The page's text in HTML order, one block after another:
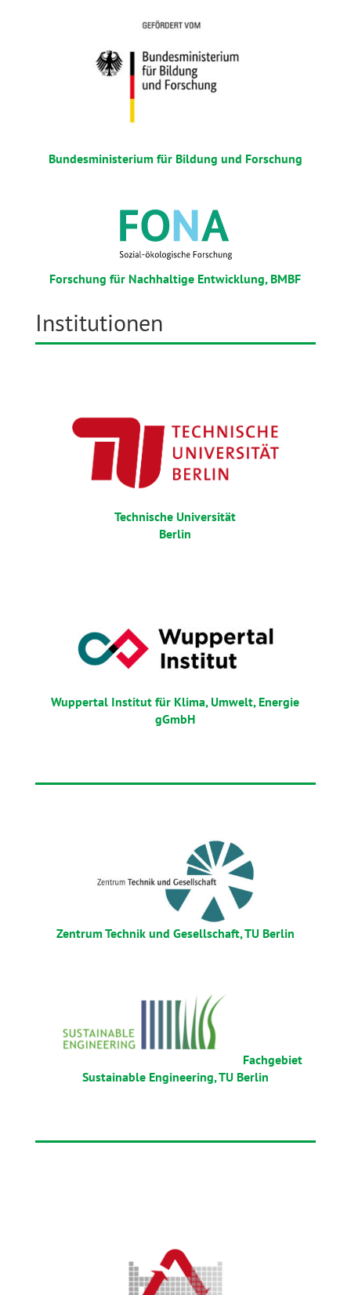
Bundesministerium für Bildung und Forschung
Forschung für Nachhaltige Entwicklung, BMBF
Institutionen
Technische Universität
Berlin
Wuppertal Institut für Klima, Umwelt, Energie
gGmbH
Zentrum Technik und Gesellschaft, TU Berlin
Fachgebiet
Sustainable Engineering, TU Berlin